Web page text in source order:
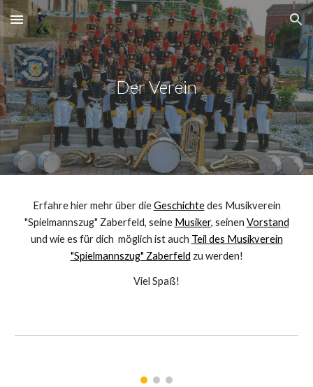
Skip to main content Skip to navigation
Der Verein
Erfahre hier mehr über dieGeschichtedes Musikverein
"Spielmannszug" Zaberfeld, seine Musiker, seinen Vorstand
und wie es für dich möglich ist auch Teil des Musikverein
"Spielmannszug" Zaberfeld zu werden!
Viel Spaß!